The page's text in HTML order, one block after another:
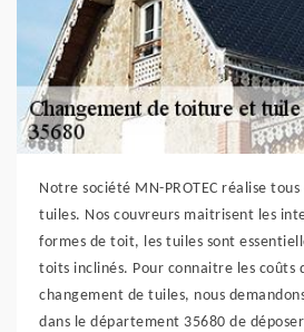
Notre société MN-PROTEC réalise
tuiles. Nos couvreurs maitrisent les
formes de toit, les tuiles sont
toits inclinés. Pour connaitre les coûts
changement de tuiles, nous
dans le département 35680 de